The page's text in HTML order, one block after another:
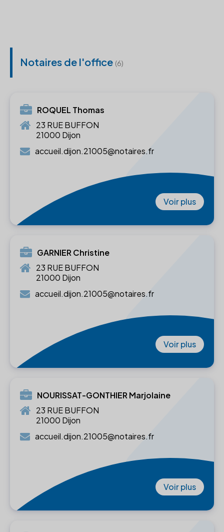
Notaires de l'office (6)
ROQUEL Thomas
23 RUE BUFFON
21000 Dijon
accueil.dijon.21005@notaires.fr
Voir plus
GARNIER Christine
23 RUE BUFFON
21000 Dijon
accueil.dijon.21005@notaires.fr
Voir plus
NOURISSAT-GONTHIER Marjolaine
23 RUE BUFFON
21000 Dijon
accueil.dijon.21005@notaires.fr
Voir plus